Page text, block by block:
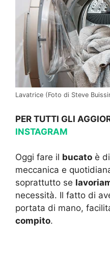
Lavatrice (Foto di Steve
PER TUTTI GLI
INSTAGRAM
Oggi fare il bucato è
meccanica e
soprattutto se
necessità. Il fatto di
portata di mano,
compito.